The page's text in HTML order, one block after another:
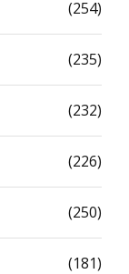
(254)
(235)
(232)
(226)
(250)
(181)